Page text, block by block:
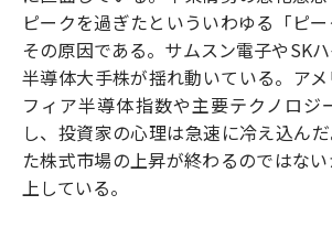
ピークを過ぎたといういわゆる「ピ
その原因である。サムスン電子やSK
半導体大手株が揺れ動いている。ア
フィア半導体指数や主要テクノロジ
し、投資家の心理は急速に冷え込ん
た株式市場の上昇が終わるのではな
上している。